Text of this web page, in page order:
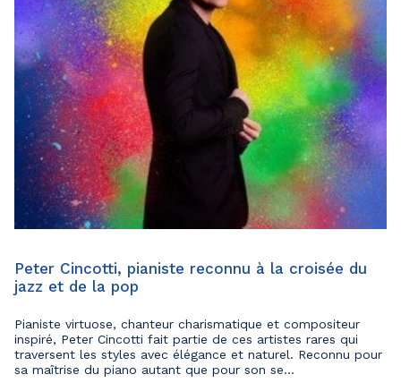
Peter Cincotti, pianiste reconnu à la croisée du
jazz et de la pop
Pianiste virtuose, chanteur charismatique et compositeur
inspiré, Peter Cincotti fait partie de ces artistes rares qui
traversent les styles avec élégance et naturel. Reconnu pour
sa maîtrise du piano autant que pour son se...